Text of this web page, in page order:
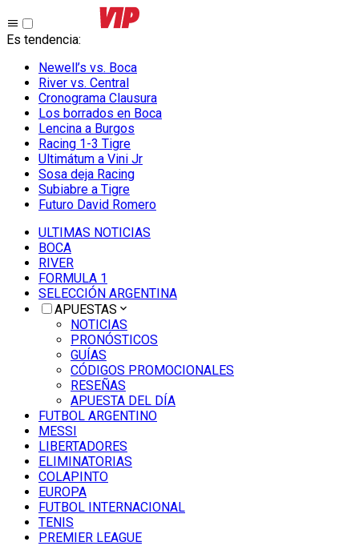
Es tendencia:
Newell’s vs. Boca
River vs. Central
Cronograma Clausura
Los borrados en Boca
Lencina a Burgos
Racing 1-3 Tigre
Ultimátum a Vini Jr
Sosa deja Racing
Subiabre a Tigre
Futuro David Romero
ULTIMAS NOTICIAS
BOCA
RIVER
FORMULA 1
SELECCIÓN ARGENTINA
APUESTAS
NOTICIAS
PRONÓSTICOS
GUÍAS
CÓDIGOS PROMOCIONALES
RESEÑAS
APUESTA DEL DÍA
FUTBOL ARGENTINO
MESSI
LIBERTADORES
ELIMINATORIAS
COLAPINTO
EUROPA
FUTBOL INTERNACIONAL
TENIS
PREMIER LEAGUE